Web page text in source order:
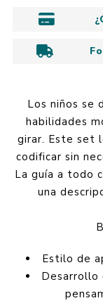
Los niños se
habilidades
girar. Este set
codificar sin
La guía a todo
una
Estilo de
Desarrollo